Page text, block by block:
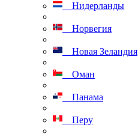
Нидерланды
Норвегия
Новая Зеландия
Оман
Панама
Перу